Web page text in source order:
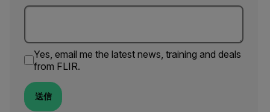
Yes, email me the latest news, training and deals
from FLIR.
送信